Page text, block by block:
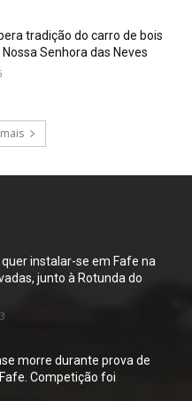
tradição do carro de bois
Senhora das Neves
instalar-se em Fafe na
junto à Rotunda do
morre durante prova de
Competição foi